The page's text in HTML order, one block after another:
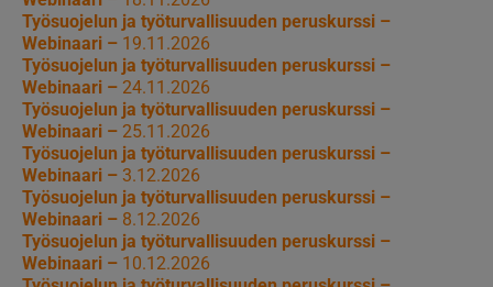
Työsuojelun ja työturvallisuuden peruskurssi –
Webinaari – 19.11.2026
Työsuojelun ja työturvallisuuden peruskurssi –
Webinaari – 24.11.2026
Työsuojelun ja työturvallisuuden peruskurssi –
Webinaari – 25.11.2026
Työsuojelun ja työturvallisuuden peruskurssi –
Webinaari – 3.12.2026
Työsuojelun ja työturvallisuuden peruskurssi –
Webinaari – 8.12.2026
Työsuojelun ja työturvallisuuden peruskurssi –
Webinaari – 10.12.2026